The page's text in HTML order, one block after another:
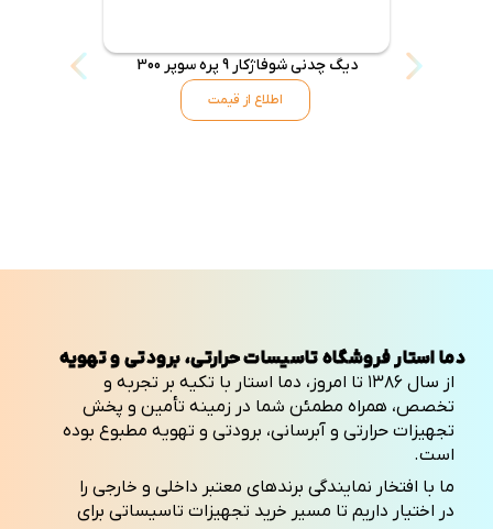
دیگ چدنی شوفاژکار 9 پره سوپر 300
اطلاع از قیمت
دما استار فروشگاه تاسیسات حرارتی، برودتی و تهویه
از سال ۱۳۸۶ تا امروز، دما استار با تکیه بر تجربه و
تخصص، همراه مطمئن شما در زمینه تأمین و پخش
تجهیزات حرارتی و آبرسانی، برودتی و تهویه مطبوع بوده
است.
ما با افتخار نمایندگی برندهای معتبر داخلی و خارجی را
در اختیار داریم تا مسیر خرید تجهیزات تاسیساتی برای